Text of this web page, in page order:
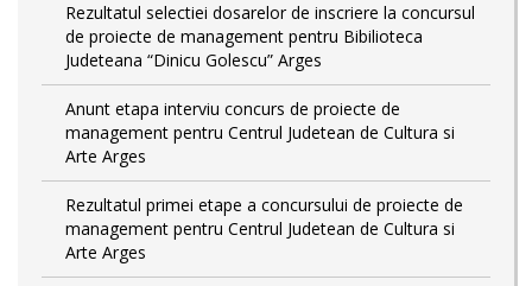
Rezultatul selectiei dosarelor de inscriere la concursul
de proiecte de management pentru Bibilioteca
Judeteana “Dinicu Golescu” Arges
Anunt etapa interviu concurs de proiecte de
management pentru Centrul Judetean de Cultura si
Arte Arges
Rezultatul primei etape a concursului de proiecte de
management pentru Centrul Judetean de Cultura si
Arte Arges